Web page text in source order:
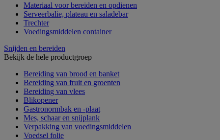
Materiaal voor bereiden en opdienen
Serveerbalie, plateau en saladebar
Trechter
Voedingsmiddelen container
Snijden en bereiden
Bekijk de hele productgroep
Bereiding van brood en banket
Bereiding van fruit en groenten
Bereiding van vlees
Blikopener
Gastronormbak en -plaat
Mes, schaar en snijplank
Verpakking van voedingsmiddelen
Voedsel folie